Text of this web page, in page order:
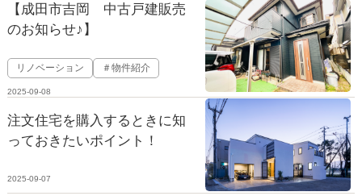
【成田市吉岡 中古戸建販売
のお知らせ♪】
リノベーション ＃物件紹介
2025-09-08
注文住宅を購入するときに知
っておきたいポイント！
2025-09-07